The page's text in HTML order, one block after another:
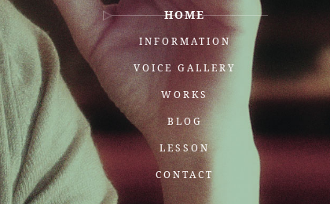
HOME
INFORMATION
VOICE GALLERY
WORKS
BLOG
LESSON
CONTACT